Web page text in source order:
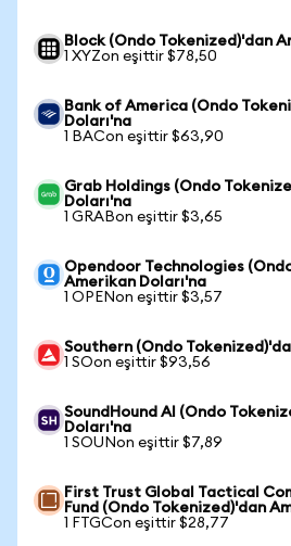
Block (Ondo Tokenized)'dan
1 XYZon eşittir $78,50
Bank of America (Ondo
Doları'na
1 BACon eşittir $63,90
Grab Holdings (Ondo
Doları'na
1 GRABon eşittir $3,65
Opendoor Technologies
Amerikan Doları'na
1 OPENon eşittir $3,57
Southern (Ondo
1 SOon eşittir $93,56
SoundHound AI (Ondo
Doları'na
1 SOUNon eşittir $7,89
First Trust Global Tactical
Fund (Ondo Tokenized)'dan
1 FTGCon eşittir $28,77